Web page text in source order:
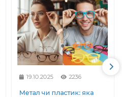
19.10.2025 2236
Метал чи пластик: яка